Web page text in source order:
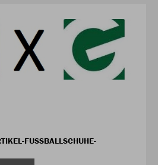
FUSSBALLSCHUHE-